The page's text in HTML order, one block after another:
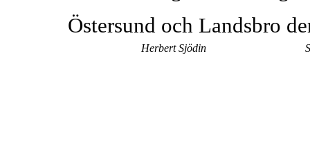
Östersund och Landsbro
Herbert Sjödin